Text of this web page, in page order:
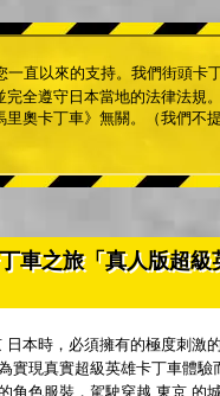
一直以來的支持。我們街頭卡
完全遵守日本當地的法律法規
里奧卡丁車》無關。（我們不
車之旅「真人版超級
日本時，必須擁有的極度刺激
實現真實超級英雄卡丁車體驗
角色服裝，駕駛穿越 東京 的